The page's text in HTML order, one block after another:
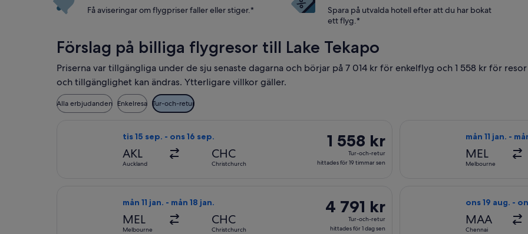
Få aviseringar om flygpriser faller eller stiger.*
Spara på utvalda hotell efter att du har bokat
ett flyg.*
Förslag på billiga flygresor till Lake Tekapo
Priserna var tillgängliga under de sju senaste dagarna och börjar på 7 014 kr för enkelflyg och 1 558 kr för
och tillgänglighet kan ändras. Ytterligare villkor gäller.
Alla erbjudanden Enkelresa Tur-och-retur
tis 15 sep. - ons 16 sep.
AKL
Auckland
CHC
Christchurch
1 558 kr
Tur-
och-
för
19
timmar
1 558 kr
Tur-och-retur
hittades för 19 timmar sen
mån 11 jan. -
MEL
Melbourne
mån 11 jan. - mån 18 jan.
MEL
Melbourne
CHC
Christchurch
4 791 kr
Tur-
och-
4 791 kr
Tur-och-retur
hittades för 1 dag sen
ons 19 aug. -
MAA
Chennai